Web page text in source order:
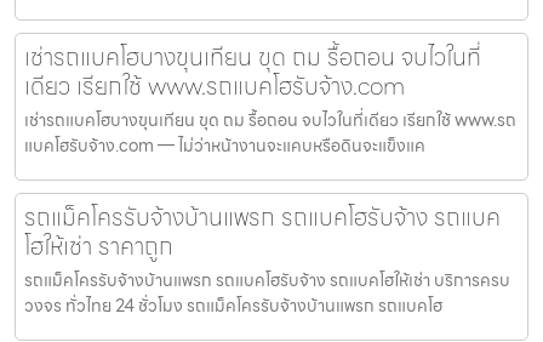
เช่ารถแบคโฮบางขุนเทียน ขุด ถม รื้อถอน จบไวในที่
เดียว เรียกใช้ www.รถแบคโฮรับจ้าง.com
เช่ารถแบคโฮบางขุนเทียน ขุด ถม รื้อถอน จบไวในที่เดียว เรียกใช้ www.รถ
แบคโฮรับจ้าง.com — ไม่ว่าหน้างานจะแคบหรือดินจะแข็งแค
รถแม็คโครรับจ้างบ้านแพรก รถแบคโฮรับจ้าง รถแบค
โฮให้เช่า ราคาถูก
รถแม็คโครรับจ้างบ้านแพรก รถแบคโฮรับจ้าง รถแบคโฮให้เช่า บริการครบ
วงจร ทั่วไทย 24 ชั่วโมง รถแม็คโครรับจ้างบ้านแพรก รถแบคโฮ